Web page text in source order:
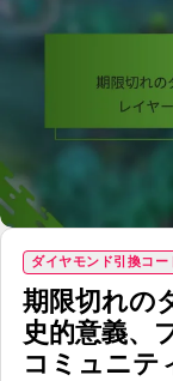
ダイヤモンド引換コー
期限切れの
史的意義、
コミュニテ